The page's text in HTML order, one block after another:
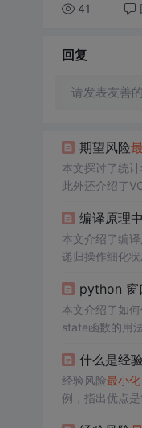
41
回复
请发表友善
期望风险
本文探讨了统
此外还介绍了
编译原理
本文介绍了编
递归操作细化
python 窗
本文介绍了如
state函数的用
什么是经
经验风险最小化
例，指出优点